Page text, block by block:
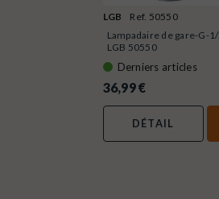
LGB
Ref. 50550
Lampadaire de gare-G-
LGB 50550
Derniers articles
36,99 €
DÉTAIL